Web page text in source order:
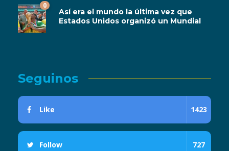
0
Así era el mundo la última vez que
Estados Unidos organizó un Mundial
Seguinos
Like 1423
Follow 727